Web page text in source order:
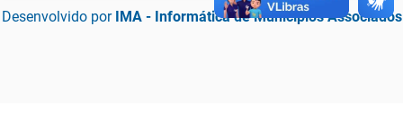
Desenvolvido por IMA - Informática de Municípios Associados